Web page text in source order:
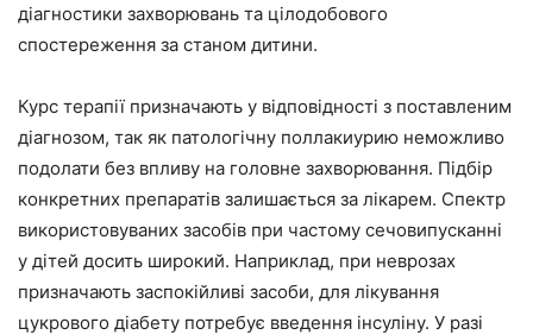
діагностики захворювань та цілодобового
спостереження за станом дитини.
Курс терапії призначають у відповідності з поставленим
діагнозом, так як патологічну поллакиурию неможливо
подолати без впливу на головне захворювання. Підбір
конкретних препаратів залишається за лікарем. Спектр
використовуваних засобів при частому сечовипусканні
у дітей досить широкий. Наприклад, при неврозах
призначають заспокійливі засоби, для лікування
цукрового діабету потребує введення інсуліну. У разі